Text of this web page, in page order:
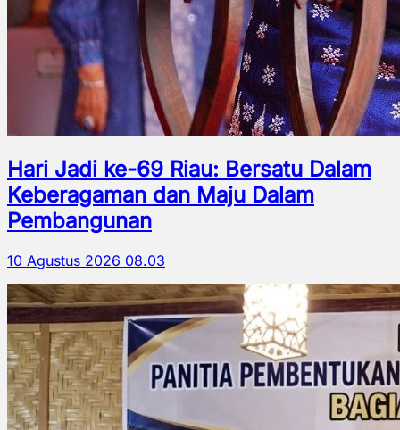
Hari Jadi ke-69 Riau: Bersatu Dalam
Keberagaman dan Maju Dalam
Pembangunan
10 Agustus 2026 08.03